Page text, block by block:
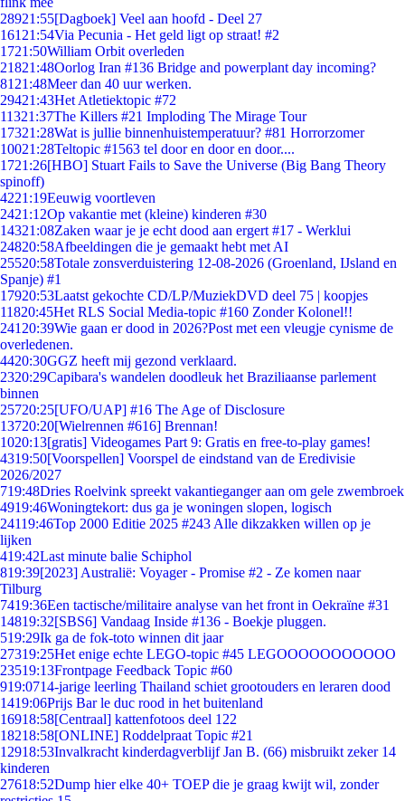
28921:55[Dagboek] Veel aan hoofd - Deel 27
161 21:54Via Pecunia - Het geld ligt op straat! #2
1721:50William Orbit overleden
21821:48Oorlog Iran #136 Bridge and powerplant day incoming?
81 21:48Meer dan 40 uur werken.
29421:43Het Atletiektopic #72
11321:37The Killers #21 Imploding The Mirage Tour
17321:28Wat is jullie binnenhuistemperatuur? #81 Horrorzomer
10021:28Teltopic #1563 tel door en door en door....
1721:26[HBO] Stuart Fails to Save the Universe (Big Bang Theory
spinoff)
4221:19Eeuwig voortleven
2421:12Op vakantie met (kleine) kinderen #30
14321:08Zaken waar je je echt dood aan ergert #17 - Werklui
24820:58Afbeeldingen die je gemaakt hebt met AI
25520:58Totale zonsverduistering 12-08-2026 (Groenland, IJsland en
Spanje) #1
17920:53Laatst gekochte CD/LP/MuziekDVD deel 75 | koopjes
11820:45Het RLS Social Media-topic #160 Zonder Kolonel!!
241 20:39Wie gaan er dood in 2026?Post met een vleugje cynisme de
overledenen.
4420:30GGZ heeft mij gezond verklaard.
2320:29Capibara's wandelen doodleuk het Braziliaanse parlement
binnen
25720:25[UFO/UAP] #16 The Age of Disclosure
13720:20[Wielrennen #616] Brennan!
1020:13[gratis] Videogames Part 9: Gratis en free-to-play games!
4319:50[Voorspellen] Voorspel de eindstand van de Eredivisie
2026/2027
719:48Dries Roelvink spreekt vakantieganger aan om gele zwembroek
4919:46Woningtekort: dus ga je woningen slopen, logisch
24119:46Top 2000 Editie 2025 #243 Alle dikzakken willen op je
lijken
419:42Last minute balie Schiphol
819:39[2023] Australië: Voyager - Promise #2 - Ze komen naar
Tilburg
7419:36Een tactische/militaire analyse van het front in Oekraïne #31
14819:32[SBS6] Vandaag Inside #136 - Boekje pluggen.
519:29Ik ga de fok-toto winnen dit jaar
27319:25Het enige echte LEGO-topic #45 LEGOOOOOOOOOOO
23519:13Frontpage Feedback Topic #60
919:0714-jarige leerling Thailand schiet grootouders en leraren dood
1419:06Prijs Bar le duc rood in het buitenland
16918:58[Centraal] kattenfotoos deel 122
18218:58[ONLINE] Roddelpraat Topic #21
12918:53Invalkracht kinderdagverblijf Jan B. (66) misbruikt zeker 14
kinderen
27618:52Dump hier elke 40+ TOEP die je graag kwijt wil, zonder